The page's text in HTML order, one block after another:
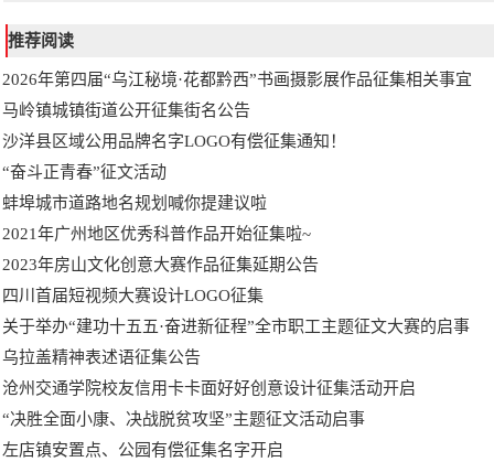
推荐阅读
2026年第四届“乌江秘境·花都黔西”书画摄影展作品征集相关事宜
马岭镇城镇街道公开征集街名公告
沙洋县区域公用品牌名字LOGO有偿征集通知！
“奋斗正青春”征文活动
蚌埠城市道路地名规划喊你提建议啦
2021年广州地区优秀科普作品开始征集啦~
2023年房山文化创意大赛作品征集延期公告
四川首届短视频大赛设计LOGO征集
关于举办“建功十五五·奋进新征程”全市职工主题征文大赛的启事
乌拉盖精神表述语征集公告
沧州交通学院校友信用卡卡面好好创意设计征集活动开启
“决胜全面小康、决战脱贫攻坚”主题征文活动启事
左店镇安置点、公园有偿征集名字开启